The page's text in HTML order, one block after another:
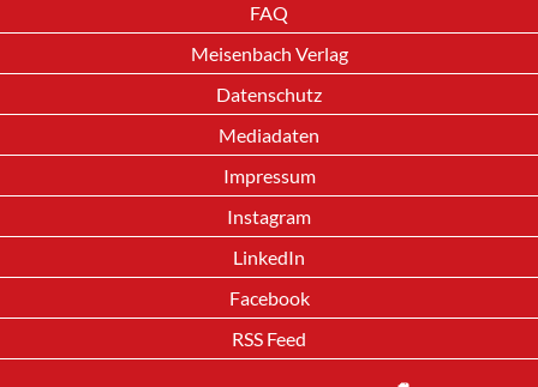
FAQ
Meisenbach Verlag
Datenschutz
Mediadaten
Impressum
Instagram
LinkedIn
Facebook
RSS Feed